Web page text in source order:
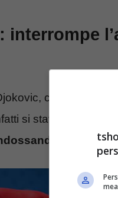
interrompe
che in questi
si stava allenando
però un